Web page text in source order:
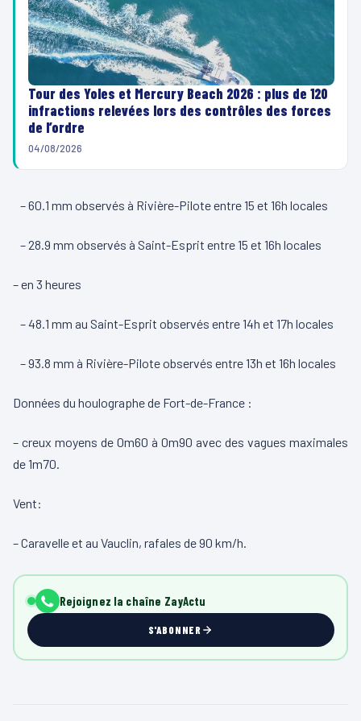
Tour des Yoles et Mercury Beach 2026 : plus de 120
infractions relevées lors des contrôles des forces
de l’ordre
04/08/2026
– 60.1 mm observés à Rivière-Pilote entre 15 et 16h locales
– 28.9 mm observés à Saint-Esprit entre 15 et 16h locales
– en 3 heures
– 48.1 mm au Saint-Esprit observés entre 14h et 17h locales
– 93.8 mm à Rivière-Pilote observés entre 13h et 16h locales
Données du houlographe de Fort-de-France :
– creux moyens de 0m60 à 0m90 avec des vagues maximales
de 1m70.
Vent:
– Caravelle et au Vauclin, rafales de 90 km/h.
Rejoignez la chaîne ZayActu
S'ABONNER